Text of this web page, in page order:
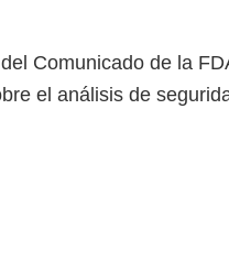
Comunicado de la
el análisis de